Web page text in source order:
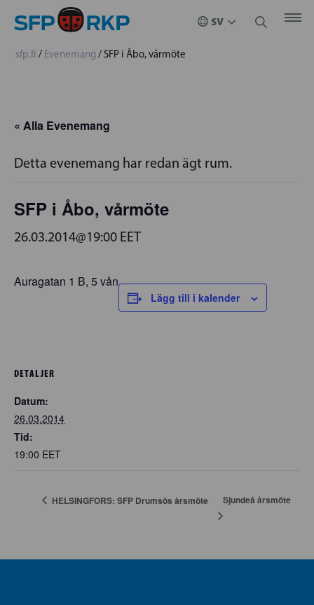
sfp.fi / Evenemang / SFP i Åbo, vårmöte
« Alla Evenemang
Detta evenemang har redan ägt rum.
SFP i Åbo, vårmöte
26.03.2014@19:00 EET
Auragatan 1 B, 5 vån
Lägg till i kalender
DETALJER
Datum:
26.03.2014
Tid:
19:00 EET
HELSINGFORS: SFP Drumsös årsmöte Sjundeå årsmöte